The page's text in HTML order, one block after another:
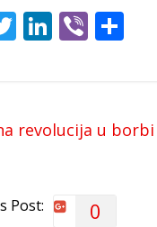
T
w
Li
n
dI
Vi
b
revolucija u
Post: 0